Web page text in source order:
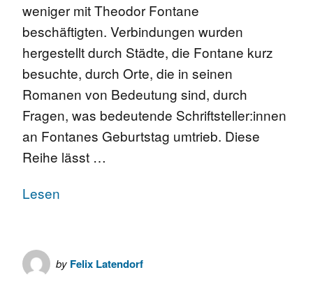
weniger mit Theodor Fontane
beschäftigten. Verbindungen wurden
hergestellt durch Städte, die Fontane kurz
besuchte, durch Orte, die in seinen
Romanen von Bedeutung sind, durch
Fragen, was bedeutende Schriftsteller:innen
an Fontanes Geburtstag umtrieb. Diese
Reihe lässt …
Lesen
by Felix Latendorf